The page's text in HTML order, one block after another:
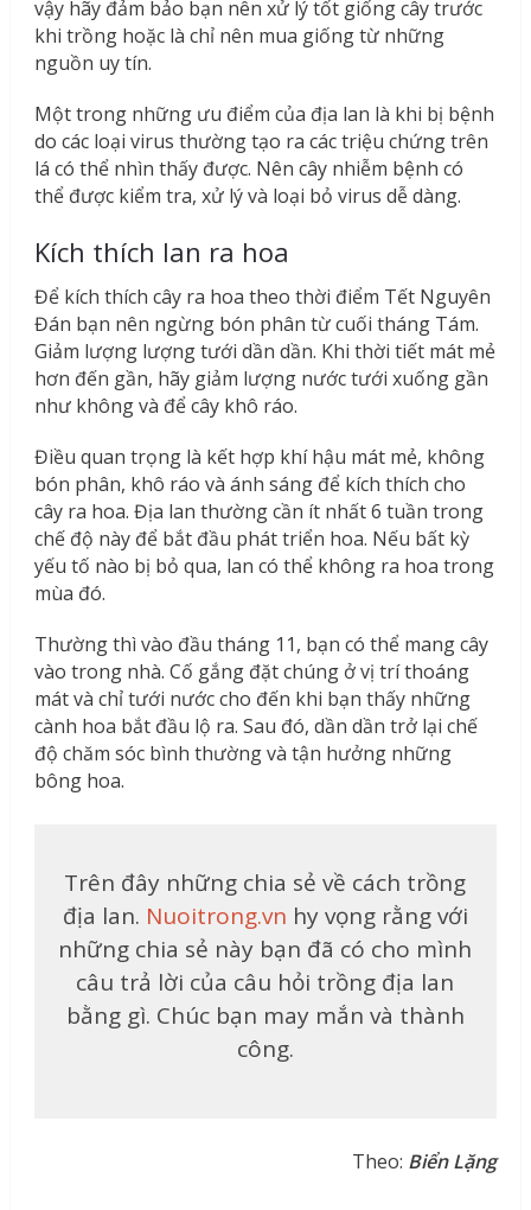
vậy hãy đảm bảo bạn nên xử lý tốt giống cây trước
khi trồng hoặc là chỉ nên mua giống từ những
nguồn uy tín.
Một trong những ưu điểm của địa lan là khi bị bệnh
do các loại virus thường tạo ra các triệu chứng trên
lá có thể nhìn thấy được. Nên cây nhiễm bệnh có
thể được kiểm tra, xử lý và loại bỏ virus dễ dàng.
Kích thích lan ra hoa
Để kích thích cây ra hoa theo thời điểm Tết Nguyên
Đán bạn nên ngừng bón phân từ cuối tháng Tám.
Giảm lượng lượng tưới dần dần. Khi thời tiết mát mẻ
hơn đến gần, hãy giảm lượng nước tưới xuống gần
như không và để cây khô ráo.
Điều quan trọng là kết hợp khí hậu mát mẻ, không
bón phân, khô ráo và ánh sáng để kích thích cho
cây ra hoa. Địa lan thường cần ít nhất 6 tuần trong
chế độ này để bắt đầu phát triển hoa. Nếu bất kỳ
yếu tố nào bị bỏ qua, lan có thể không ra hoa trong
mùa đó.
Thường thì vào đầu tháng 11, bạn có thể mang cây
vào trong nhà. Cố gắng đặt chúng ở vị trí thoáng
mát và chỉ tưới nước cho đến khi bạn thấy những
cành hoa bắt đầu lộ ra. Sau đó, dần dần trở lại chế
độ chăm sóc bình thường và tận hưởng những
bông hoa.
Trên đây những chia sẻ về cách trồng
địa lan. Nuoitrong.vn hy vọng rằng với
những chia sẻ này bạn đã có cho mình
câu trả lời của câu hỏi trồng địa lan
bằng gì. Chúc bạn may mắn và thành
công.
Theo: Biển Lặng